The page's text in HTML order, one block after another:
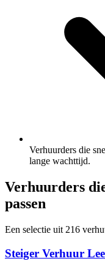
Verhuurders die
lange wachttijd.
Verhuurders
passen
Een selectie uit 216
Steiger Verhuur